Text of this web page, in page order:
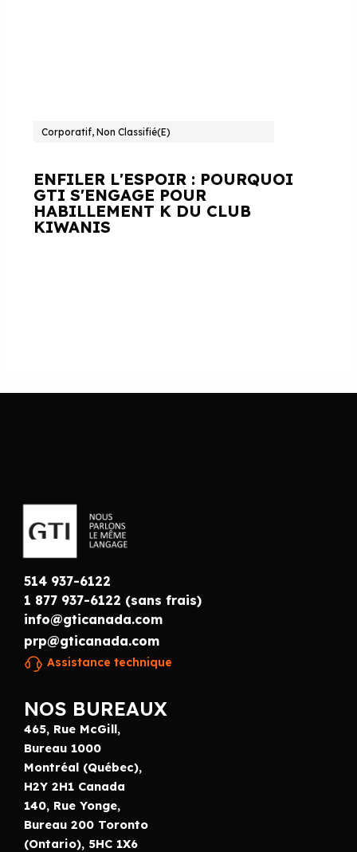
Corporatif, Non Classifié(e)
ENFILER L'ESPOIR : POURQUOI
GTI S'ENGAGE POUR
HABILLEMENT K DU CLUB
KIWANIS
514 937-6122
1 877 937-6122 (sans frais)
info@gticanada.com
prp@gticanada.com
Assistance technique
NOS BUREAUX
465, Rue McGill,
Bureau 1000
Montréal (Québec),
H2Y 2H1 Canada
140, Rue Yonge,
Bureau 200 Toronto
(Ontario), 5HC 1X6